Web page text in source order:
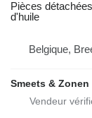
Pièces
d'huile
Belgique,
Smeets & Zonen